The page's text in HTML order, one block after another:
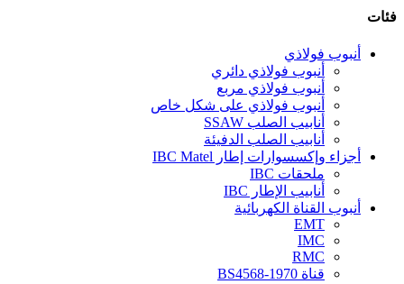
فئات
أنبوب فولاذي
أنبوب فولاذي دائري
أنبوب فولاذي مربع
أنبوب فولاذي على شكل خاص
أنابيب الصلب SSAW
أنابيب الصلب الدفيئة
أجزاء وإكسسوارات إطار IBC Matel
ملحقات IBC
أنابيب الإطار IBC
أنبوب القناة الكهربائية
EMT
IMC
RMC
قناة BS4568-1970